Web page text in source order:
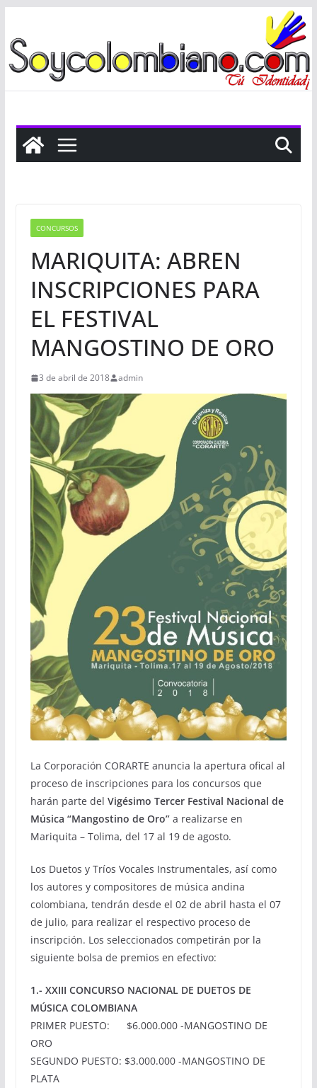
al
contenido
CONCURSOS
MARIQUITA: ABREN
INSCRIPCIONES PARA
EL FESTIVAL
MANGOSTINO DE ORO
3 de abril de 2018 admin
La Corporación CORARTE anuncia la apertura ofical al
proceso de inscripciones para los concursos que
harán parte del Vigésimo Tercer Festival Nacional de
Música “Mangostino de Oro”a realizarse en
Mariquita – Tolima, del 17 al 19 de agosto.
Los Duetos y Tríos Vocales Instrumentales, así como
los autores y compositores de música andina
colombiana, tendrán desde el 02 de abril hasta el 07
de julio, para realizar el respectivo proceso de
inscripción. Los seleccionados competirán por la
siguiente bolsa de premios en efectivo:
1.- XXIII CONCURSO NACIONAL DE DUETOS DE
MÚSICA COLOMBIANA
PRIMER PUESTO: $6.000.000 -MANGOSTINO DE
ORO
SEGUNDO PUESTO: $3.000.000 -MANGOSTINO DE
PLATA